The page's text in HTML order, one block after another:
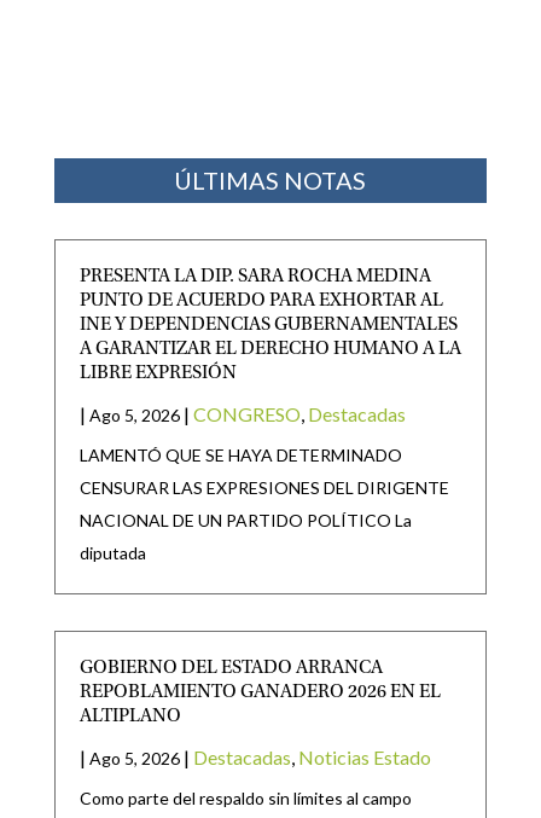
ÚLTIMAS NOTAS
PRESENTA LA DIP. SARA ROCHA MEDINA
PUNTO DE ACUERDO PARA EXHORTAR AL
INE Y DEPENDENCIAS GUBERNAMENTALES
A GARANTIZAR EL DERECHO HUMANO A LA
LIBRE EXPRESIÓN
| Ago 5, 2026 | CONGRESO Destacadas
LAMENTÓ QUE SE HAYA DETERMINADO
CENSURAR LAS EXPRESIONES DEL DIRIGENTE
NACIONAL DE UN PARTIDO POLÍTICO La
diputada
GOBIERNO DEL ESTADO ARRANCA
REPOBLAMIENTO GANADERO 2026 EN EL
ALTIPLANO
| Ago 5, 2026 | Destacadas Noticias Estado
Como parte del respaldo sin límites al campo